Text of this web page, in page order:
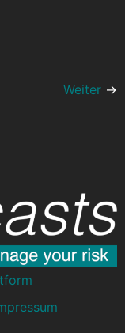
Weiter →